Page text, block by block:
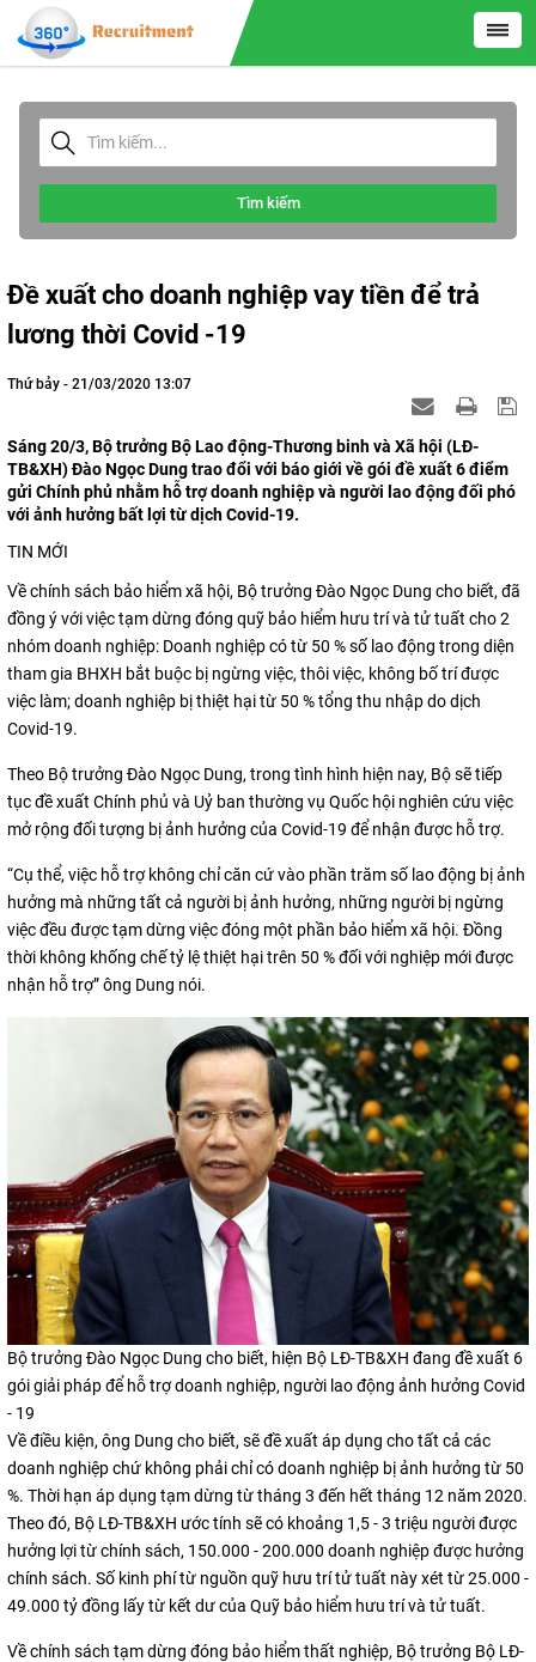
Tìm kiếm
Đề xuất cho doanh nghiệp vay tiền để trả
lương thời Covid -19
Thứ bảy - 21/03/2020 13:07
Sáng 20/3, Bộ trưởng Bộ Lao động-Thương binh và Xã hội (LĐ-
TB&XH) Đào Ngọc Dung trao đổi với báo giới về gói đề xuất 6 điểm
gửi Chính phủ nhằm hỗ trợ doanh nghiệp và người lao động đối phó
với ảnh hưởng bất lợi từ dịch Covid-19.
TIN MỚI
Về chính sách bảo hiểm xã hội, Bộ trưởng Đào Ngọc Dung cho biết, đã
đồng ý với việc tạm dừng đóng quỹ bảo hiểm hưu trí và tử tuất cho 2
nhóm doanh nghiệp: Doanh nghiệp có từ 50 % số lao động trong diện
tham gia BHXH bắt buộc bị ngừng việc, thôi việc, không bố trí được
việc làm; doanh nghiệp bị thiệt hại từ 50 % tổng thu nhập do dịch
Covid-19.
Theo Bộ trưởng Đào Ngọc Dung, trong tình hình hiện nay, Bộ sẽ tiếp
tục đề xuất Chính phủ và Uỷ ban thường vụ Quốc hội nghiên cứu việc
mở rộng đối tượng bị ảnh hưởng của Covid-19 để nhận được hỗ trợ.
“Cụ thể, việc hỗ trợ không chỉ căn cứ vào phần trăm số lao động bị ảnh
hưởng mà những tất cả người bị ảnh hưởng, những người bị ngừng
việc đều được tạm dừng việc đóng một phần bảo hiểm xã hội. Đồng
thời không khống chế tỷ lệ thiệt hại trên 50 % đối với nghiệp mới được
nhận hỗ trợ” ông Dung nói.
Bộ trưởng Đào Ngọc Dung cho biết, hiện Bộ LĐ-TB&XH đang đề xuất 6
gói giải pháp để hỗ trợ doanh nghiệp, người lao động ảnh hưởng Covid
- 19
Về điều kiện, ông Dung cho biết, sẽ đề xuất áp dụng cho tất cả các
doanh nghiệp chứ không phải chỉ có doanh nghiệp bị ảnh hưởng từ 50
%. Thời hạn áp dụng tạm dừng từ tháng 3 đến hết tháng 12 năm 2020.
Theo đó, Bộ LĐ-TB&XH ước tính sẽ có khoảng 1,5 - 3 triệu người được
hưởng lợi từ chính sách, 150.000 - 200.000 doanh nghiệp được hưởng
chính sách. Số kinh phí từ nguồn quỹ hưu trí tử tuất này xét từ 25.000 -
49.000 tỷ đồng lấy từ kết dư của Quỹ bảo hiểm hưu trí và tử tuất.
Về chính sách tạm dừng đóng bảo hiểm thất nghiệp, Bộ trưởng Bộ LĐ-